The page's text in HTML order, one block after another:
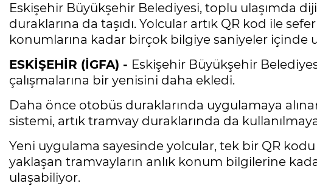
Eskişehir Büyükşehir Belediyesi, toplu ulaşımda
duraklarına da taşıdı. Yolcular artık QR kod ile
konumlarına kadar birçok bilgiye saniyeler içinde
ESKİŞEHİR (İGFA) - Eskişehir Büyükşehir
çalışmalarına bir yenisini daha ekledi.
Daha önce otobüs duraklarında uygulamaya
sistemi, artık tramvay duraklarında da
Yeni uygulama sayesinde yolcular, tek bir QR
yaklaşan tramvayların anlık konum bilgilerine
ulaşabiliyor.